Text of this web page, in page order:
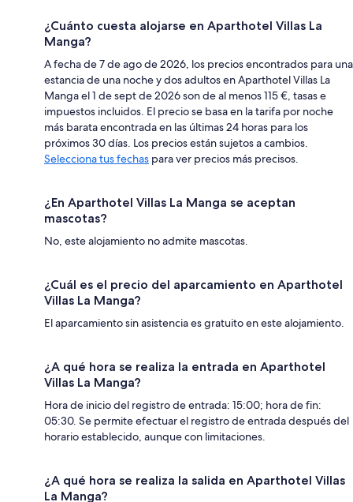
¿Cuánto cuesta alojarse en Aparthotel Villas La
Manga?
A fecha de 7 de ago de 2026, los precios encontrados para una
estancia de una noche y dos adultos en Aparthotel Villas La
Manga el 1 de sept de 2026 son de al menos 115 €, tasas e
impuestos incluidos. El precio se basa en la tarifa por noche
más barata encontrada en las últimas 24 horas para los
próximos 30 días. Los precios están sujetos a cambios.
Selecciona tus fechas para ver precios más precisos.
¿En Aparthotel Villas La Manga se aceptan
mascotas?
No, este alojamiento no admite mascotas.
¿Cuál es el precio del aparcamiento en Aparthotel
Villas La Manga?
El aparcamiento sin asistencia es gratuito en este alojamiento.
¿A qué hora se realiza la entrada en Aparthotel
Villas La Manga?
Hora de inicio del registro de entrada: 15:00; hora de fin:
05:30. Se permite efectuar el registro de entrada después del
horario establecido, aunque con limitaciones.
¿A qué hora se realiza la salida en Aparthotel Villas
La Manga?